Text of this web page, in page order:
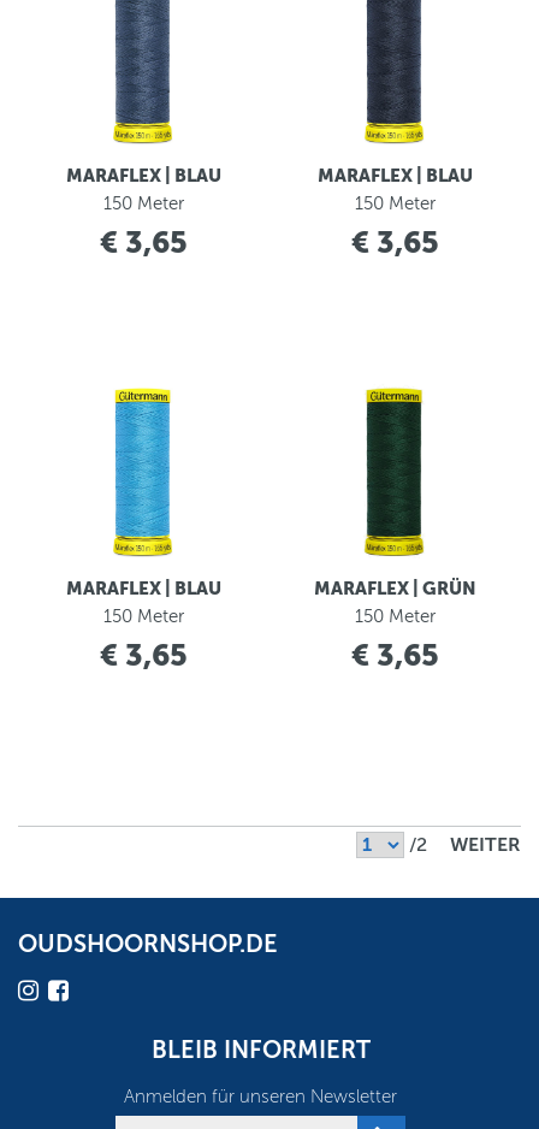
MARAFLEX | BLAU
150 Meter
€ 3,65
MARAFLEX | BLAU
150 Meter
€ 3,65
MARAFLEX | BLAU
150 Meter
€ 3,65
MARAFLEX | GRÜN
150 Meter
€ 3,65
/2 WEITER
OUDSHOORNSHOP.DE
BLEIB INFORMIERT
Anmelden für unseren Newsletter